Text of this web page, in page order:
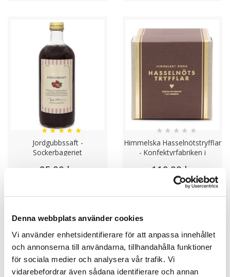
Denna webbplats använder cookies
Vi använder enhetsidentifierare för att anpassa innehållet
och annonserna till användarna, tillhandahålla funktioner
för sociala medier och analysera vår trafik. Vi
vidarebefordrar även sådana identifierare och annan
Jordgubbssaft -
Sockerbageriet
★★★★ ★
95.00 kr
Himmelska Hasselnötstryfflar
- Konfektyrfabriken i
★ ★ ★ ★ ★
119.00 kr
KÖP